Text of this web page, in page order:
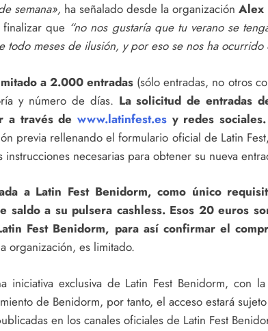
semana», ha señalado desde la organización Alex
que “no nos gustaría que tu verano se
todo meses de ilusión, y por eso se nos ha ocurrido
a 2.000 entradas (sólo entradas, no otros
y número de días. La solicitud de entradas
a través de www.latinfest.es y redes sociales.
previa rellenando el formulario oficial de Latin
necesarias para obtener su nueva
a Latin Fest Benidorm, como único
saldo a su pulsera cashless. Esos 20 euros
Fest Benidorm, para así confirmar el
organización, es limitado.
iniciativa exclusiva de Latin Fest Benidorm, con
de Benidorm, por tanto, el acceso estará
en los canales oficiales de Latin Fest